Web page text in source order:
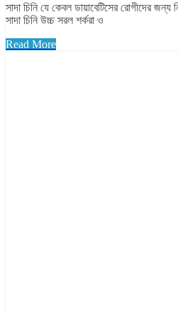
সাদা চিনি যে কেবল ডায়াবেটিসের রোগীদের
সাদা চিনি উচ্চ সরল শর্করা ও
Read More